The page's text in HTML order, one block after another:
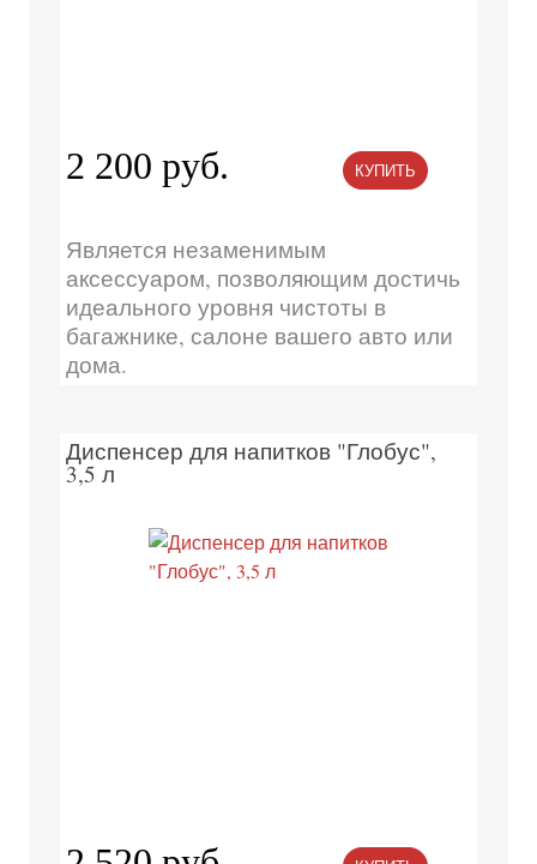
2 200 руб. КУПИТЬ
Является незаменимым
аксессуаром, позволяющим достичь
идеального уровня чистоты в
багажнике, салоне вашего авто или
дома.
Диспенсер для напитков "Глобус",
3,5 л